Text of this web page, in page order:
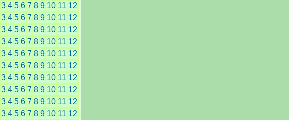
3 4 5 6 7 8 9 10 11 12
3 4 5 6 7 8 9 10 11 12
3 4 5 6 7 8 9 10 11 12
3 4 5 6 7 8 9 10 11 12
3 4 5 6 7 8 9 10 11 12
3 4 5 6 7 8 9 10 11 12
3 4 5 6 7 8 9 10 11 12
3 4 5 6 7 8 9 10 11 12
3 4 5 6 7 8 9 10 11 12
3 4 5 6 7 8 9 10 11 12